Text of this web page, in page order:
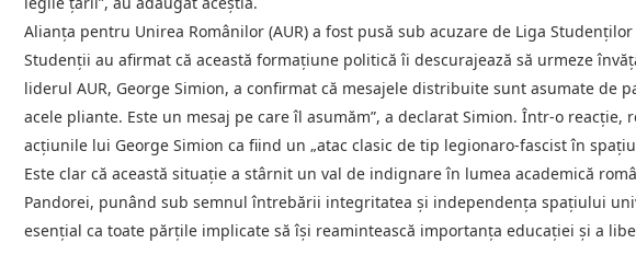
Alianța pentru Unirea Românilor (AUR) a fost pusă sub acuzare de Liga
Studenții au afirmat că această formațiune politică îi descurajează să urmeze
liderul AUR, George Simion, a confirmat că mesajele distribuite sunt asumate de
acele pliante. Este un mesaj pe care îl asumăm”, a declarat Simion. Într-o reacție,
acțiunile lui George Simion ca fiind un „atac clasic de tip legionaro-fascist în
Este clar că această situație a stârnit un val de indignare în lumea academică
Pandorei, punând sub semnul întrebării integritatea și independența spațiului
esențial ca toate părțile implicate să își reamintească importanța educației și a